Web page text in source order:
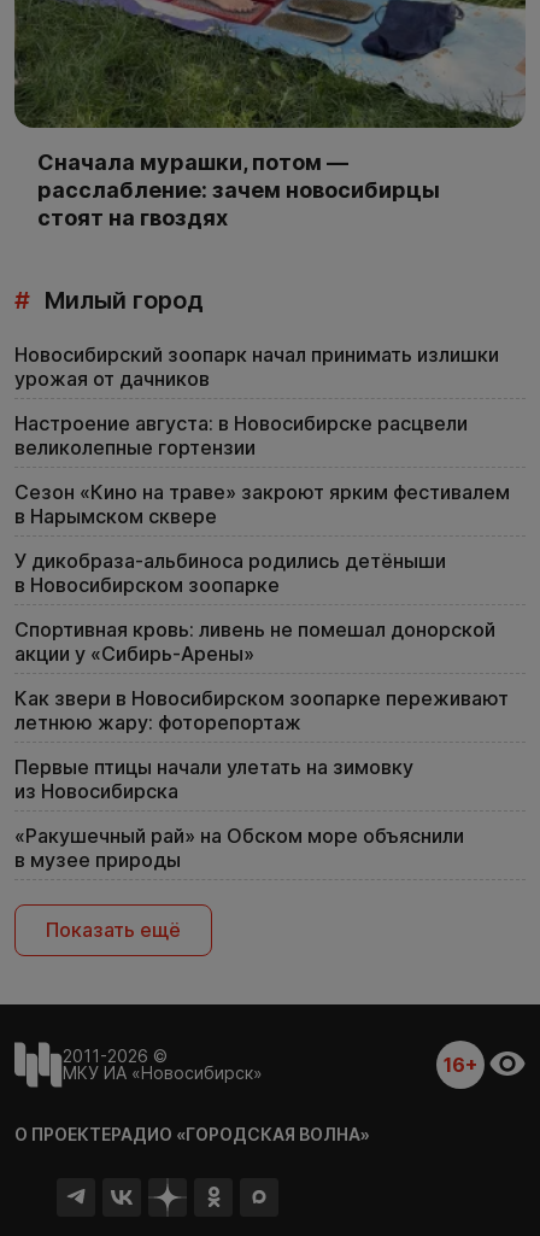
Сначала мурашки, потом —
расслабление: зачем новосибирцы
стоят на гвоздях
# Милый город
Новосибирский зоопарк начал принимать излишки
урожая от дачников
Настроение августа: в Новосибирске расцвели
великолепные гортензии
Сезон «Кино на траве» закроют ярким фестивалем
в Нарымском сквере
У дикобраза-альбиноса родились детёныши
в Новосибирском зоопарке
Спортивная кровь: ливень не помешал донорской
акции у «Сибирь-Арены»
Как звери в Новосибирском зоопарке переживают
летнюю жару: фоторепортаж
Первые птицы начали улетать на зимовку
из Новосибирска
«Ракушечный рай» на Обском море объяснили
в музее природы
Показать ещё
2011-2026 ©
МКУ ИА «Новосибирск»
16+
О ПРОЕКТЕРАДИО «ГОРОДСКАЯ ВОЛНА»